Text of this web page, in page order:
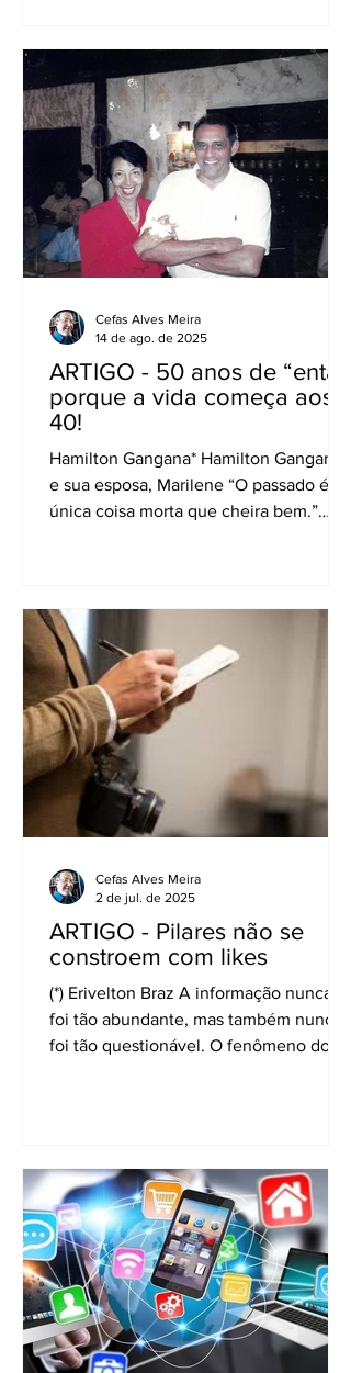
ARTIGO - 50 anos de “enta”
porque a vida começa aos
40!
Hamilton Gangana* Hamilton Gangana
e sua esposa, Marilene “O passado é a
única coisa morta que cheira bem.”
Cefas Alves Meira
14 de ago. de 2025
ARTIGO - Pilares não se
constroem com likes
(*) Erivelton Braz A informação nunca
foi tão abundante, mas também nunca
foi tão questionável. O fenômeno dos
Cefas Alves Meira
2 de jul. de 2025